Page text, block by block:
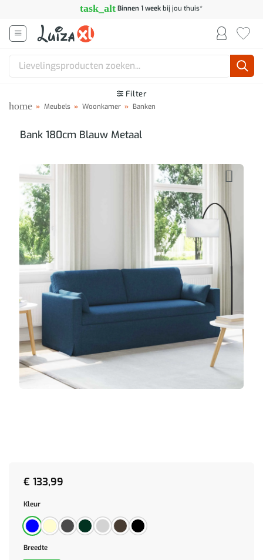
inhoud
task_alt Binnen 1 weekbij jou thuis*
Zoeken
Filter
home » Meubels » Woonkamer » Banken
Bank 180cm Blauw Metaal
€ 133,99
Kleur
Breedte